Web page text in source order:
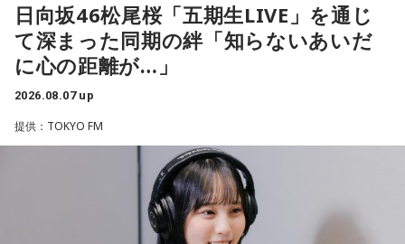
◆“真逆な作り方”で楽曲制作
リーガルリリーは高校在学時から注目を集め、国内大型ロッ
た世界最大級の音楽フェスティバル「SXSW（サウス・バイ・
サウスウエスト）」の出演や中国ツアーの開催など、海外で
のライブも経験。そのほか、2019年公開の映画「惡の華」で
は主題歌と劇中歌を担当し、今年4月から放送されたテレビド
ラマ版「惡の華」では、たかはしほのかさんが劇伴を担当。
そして、今秋には初のアジアツアーの開催が決定していま
日向坂46松尾桜「五期生LIVE」を通じ
て深まった同期の絆「知らないあいだ
に心の距離が…」
2026.08.07 up
提供：TOKYO FM